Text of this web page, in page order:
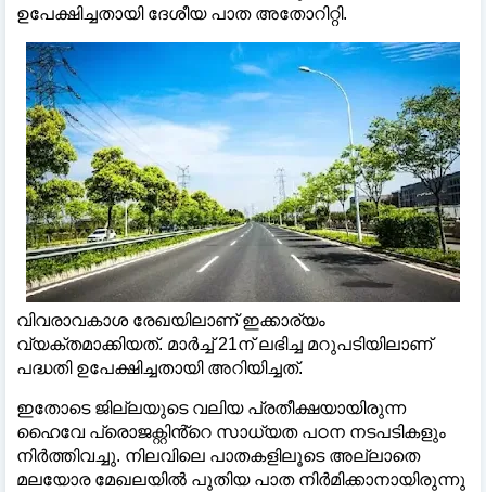
ഉപേക്ഷിച്ചതായി ദേശീയ പാത അതോറിറ്റി.
വിവരാവകാശ രേഖയിലാണ് ഇക്കാര്യം
വ്യക്തമാക്കിയത്. മാർച്ച് 21ന് ലഭിച്ച മറുപടിയിലാണ്
പദ്ധതി ഉപേക്ഷിച്ചതായി അറിയിച്ചത്.
ഇതോടെ ജില്ലയുടെ വലിയ പ്രതീക്ഷയായിരുന്ന
ഹൈവേ പ്രൊജക്റ്റിൻ്റെ സാധ്യത പഠന നടപടികളും
നിർത്തിവച്ചു. നിലവിലെ പാതകളിലൂടെ അല്ലാതെ
മലയോര മേഖലയിൽ പുതിയ പാത നിർമിക്കാനായിരുന്നു